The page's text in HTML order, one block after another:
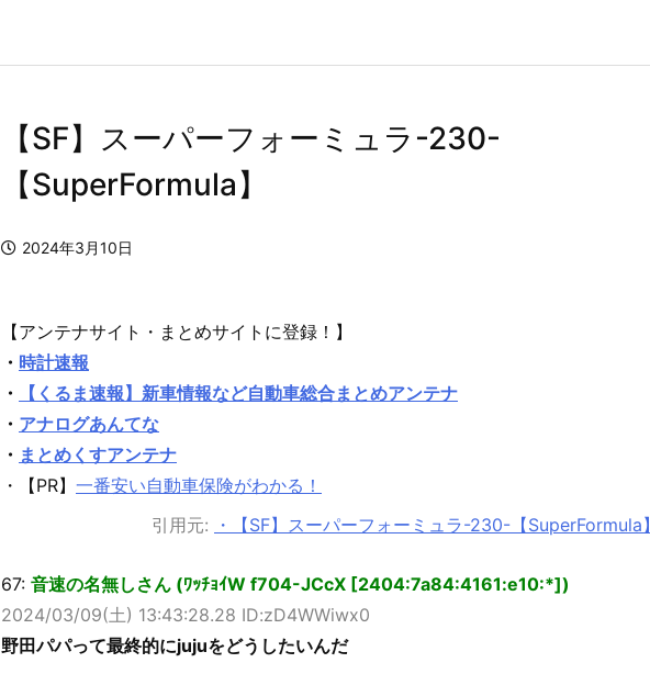
【SF】スーパーフォーミュラ-230-
【SuperFormula】
2024年3月10日
【アンテナサイト・まとめサイトに登録！】
・ 時計速報
・
【くるま速報】新車情報など自動車総合まとめアンテナ
・ アナログあんてな
・ まとめくすアンテナ
・【PR】 一番安い自動車保険がわかる！
引用元:
・【SF】スーパーフォーミュラ-230-【SuperFormula】
67: 音速の名無しさん (ﾜｯﾁｮｲW f704-JCcX [2404:7a84:4161:e10:*])
2024/03/09(土) 13:43:28.28 ID:zD4WWiwx0
野田パパって最終的にjujuをどうしたいんだ